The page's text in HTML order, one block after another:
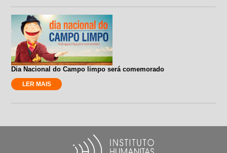
Dia Nacional do Campo limpo será comemorado
LER MAIS